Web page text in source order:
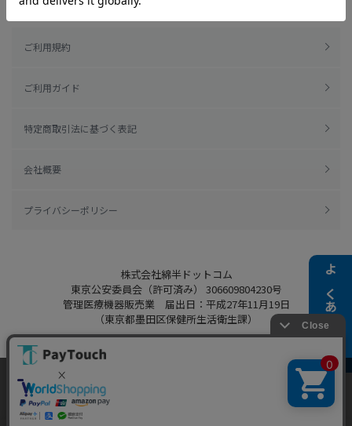
よくある質問
ご利用規約
ご利用ガイド
特定商取引法に基づく表記
会社概要
プライバシーポリシー
株式会社綿半ドットコム
東京公安委員会（許可済み） 306609804230号
管理医療機器販売業 届出日：平成27年11月19日
（東京都墨田区保健所生活衛生課）
Copyright 2022
Powered by Watahan Partners Co., Ltd.
当ウェブサイトでは、お客様により良いサービス
をご提供するため、クッキーを利用しています。
サイト利用を継続することにより、クッキーの使
同意する